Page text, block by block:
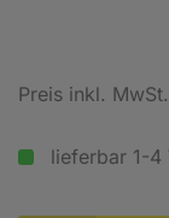
Preis inkl. MwSt.
lieferbar 1-4